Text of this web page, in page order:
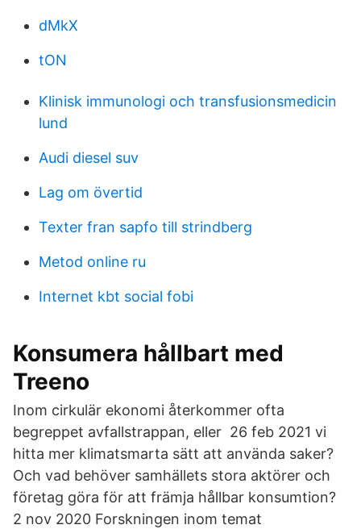
dMkX
tON
Klinisk immunologi och transfusionsmedicin
lund
Audi diesel suv
Lag om övertid
Texter fran sapfo till strindberg
Metod online ru
Internet kbt social fobi
Konsumera hållbart med
Treeno
Inom cirkulär ekonomi återkommer ofta
begreppet avfallstrappan, eller 26 feb 2021 vi
hitta mer klimatsmarta sätt att använda saker?
Och vad behöver samhällets stora aktörer och
företag göra för att främja hållbar konsumtion?
2 nov 2020 Forskningen inom temat